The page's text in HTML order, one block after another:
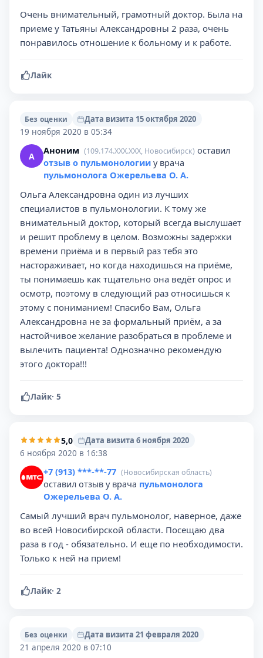
Очень внимательный, грамотный доктор. Была на
приеме у Татьяны Александровны 2 раза, очень
понравилось отношение к больному и к работе.
Лайк
Без оценки
Дата визита 15 октября 2020
19 ноября 2020 в 05:34
А Аноним (109.174.XXX.XXX, Новосибирск) оставил
отзыв о пульмонологии у врача
пульмонолога Ожерельева О. А.
Ольга Александровна один из лучших
специалистов в пульмонологии. К тому же
внимательный доктор, который всегда выслушает
и решит проблему в целом. Возможны задержки
времени приёма и в первый раз тебя это
настораживает, но когда находишься на приёме,
ты понимаешь как тщательно она ведёт опрос и
осмотр, поэтому в следующий раз относишься к
этому с пониманием! Спасибо Вам, Ольга
Александровна не за формальный приём, а за
настойчивое желание разобраться в проблеме и
вылечить пациента! Однозначно рекомендую
этого доктора!!!
Лайк· 5
5,0
Дата визита 6 ноября 2020
6 ноября 2020 в 16:38
+7 (913) ***-**-77 (Новосибирская область)
оставил отзыв у врача пульмонолога
Ожерельева О. А.
Самый лучший врач пульмонолог, наверное, даже
во всей Новосибирской области. Посещаю два
раза в год - обязательно. И еще по необходимости.
Только к ней на прием!
Лайк· 2
Без оценки
Дата визита 21 февраля 2020
21 апреля 2020 в 07:10